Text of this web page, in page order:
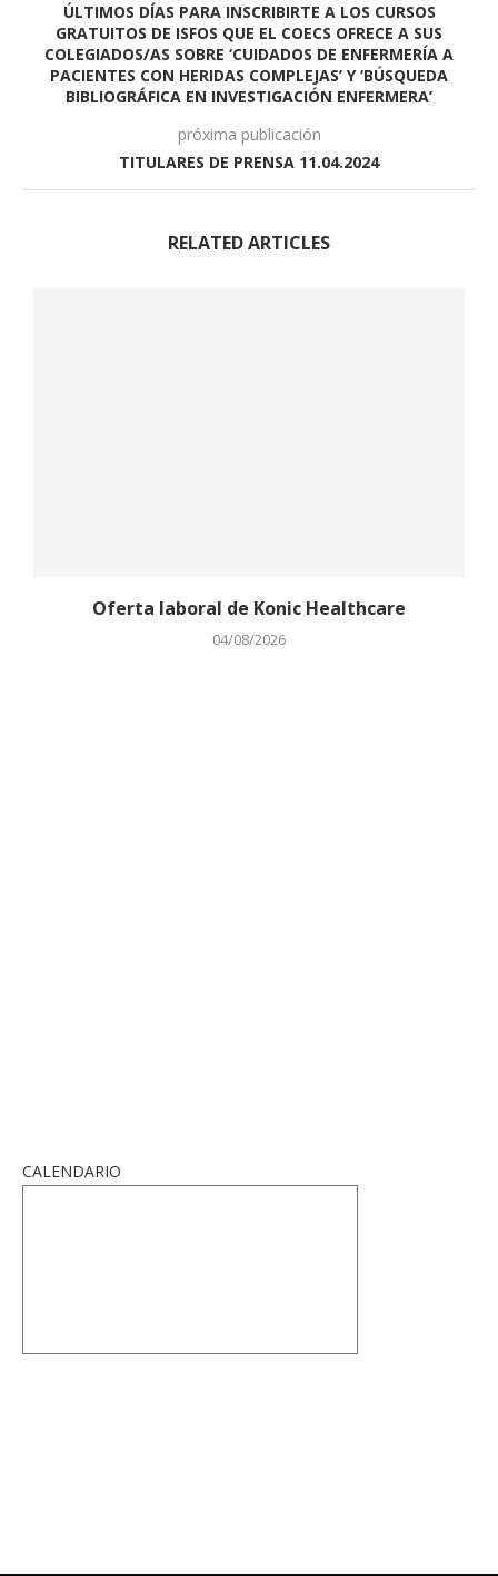
ÚLTIMOS DÍAS PARA INSCRIBIRTE A LOS CURSOS
GRATUITOS DE ISFOS QUE EL COECS OFRECE A SUS
COLEGIADOS/AS SOBRE ‘CUIDADOS DE ENFERMERÍA A
PACIENTES CON HERIDAS COMPLEJAS’ Y ‘BÚSQUEDA
BIBLIOGRÁFICA EN INVESTIGACIÓN ENFERMERA’
próxima publicación
TITULARES DE PRENSA 11.04.2024
RELATED ARTICLES
Oferta laboral de Konic Healthcare
04/08/2026
CALENDARIO